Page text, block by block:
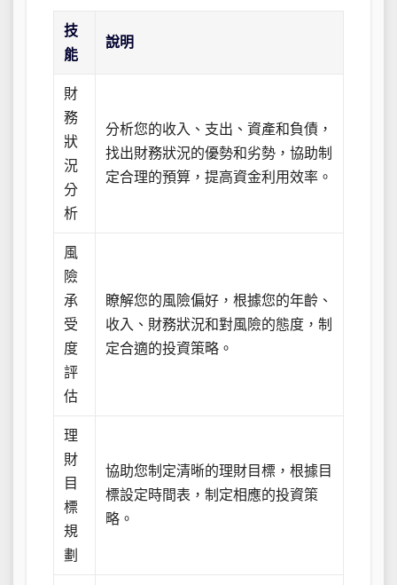
技
能
說明
財
務
狀
況
分
析
分析您的收入、支出、資產和負債，
找出財務狀況的優勢和劣勢，協助制
定合理的預算，提高資金利用效率。
風
險
承
受
度
評
估
瞭解您的風險偏好，根據您的年齡、
收入、財務狀況和對風險的態度，制
定合適的投資策略。
理
財
目
標
規
劃
協助您制定清晰的理財目標，根據目
標設定時間表，制定相應的投資策
略。